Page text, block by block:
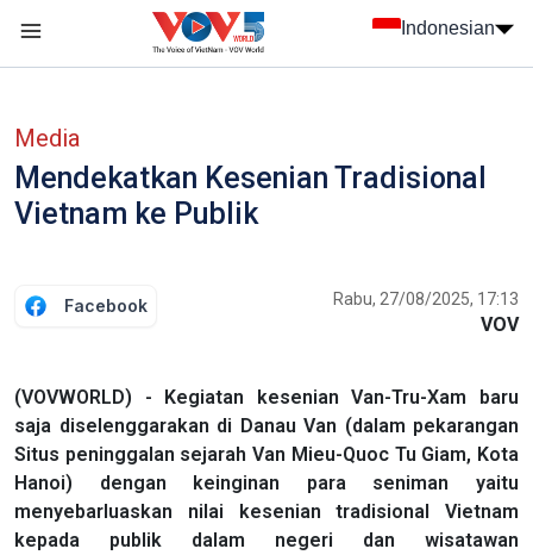
Indonesian
Media
Mendekatkan Kesenian Tradisional
Vietnam ke Publik
Facebook Rabu, 27/08/2025, 17:13
VOV
(VOVWORLD) - Kegiatan kesenian Van-Tru-Xam baru
saja diselenggarakan di Danau Van (dalam pekarangan
Situs peninggalan sejarah Van Mieu-Quoc Tu Giam, Kota
Hanoi) dengan keinginan para seniman yaitu
menyebarluaskan nilai kesenian tradisional Vietnam
kepada publik dalam negeri dan wisatawan